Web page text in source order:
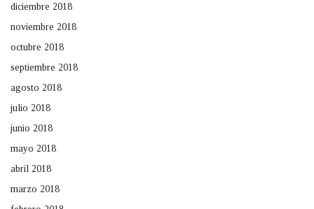
diciembre 2018
noviembre 2018
octubre 2018
septiembre 2018
agosto 2018
julio 2018
junio 2018
mayo 2018
abril 2018
marzo 2018